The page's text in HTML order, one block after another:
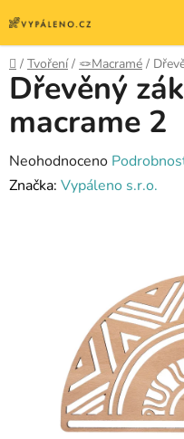
na
obsah
Domů
/ Tvoření / 🪢Macramé /
Dřevěný
macrame 2
Průměrné
hodnocení
Neohodnoceno
Značka: Vypáleno s.r.o.